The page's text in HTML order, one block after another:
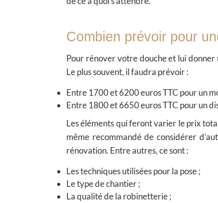
Combien prévoir pour
Pour rénover votre douche et lui donner
Le plus souvent, il faudra prévoir :
Entre 1700 et 6200 euros TTC pour un
Entre 1800 et 6650 euros TTC pour un
Les éléments qui feront varier le prix
même recommandé de considérer
rénovation. Entre autres, ce sont :
Les techniques utilisées pour la pose ;
Le type de chantier ;
La qualité de la robinetterie ;